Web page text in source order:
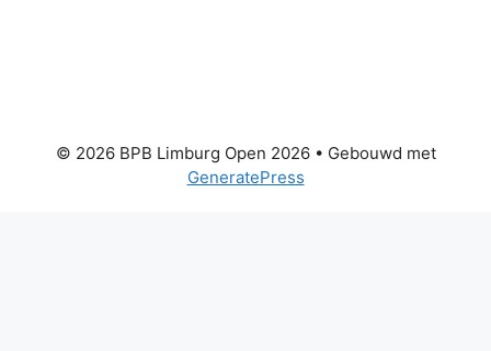
© 2026 BPB Limburg Open 2026• Gebouwd met
GeneratePress